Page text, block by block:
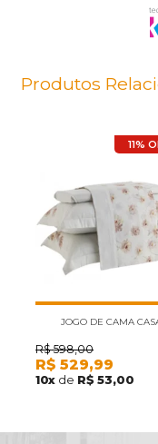
Produtos
11%
JOGO DE CAMA
KACYUMARA SATINEE
4PÇS 300 FIOS
R$ 598,00
R$ 529,99
10x de R$ 53,00